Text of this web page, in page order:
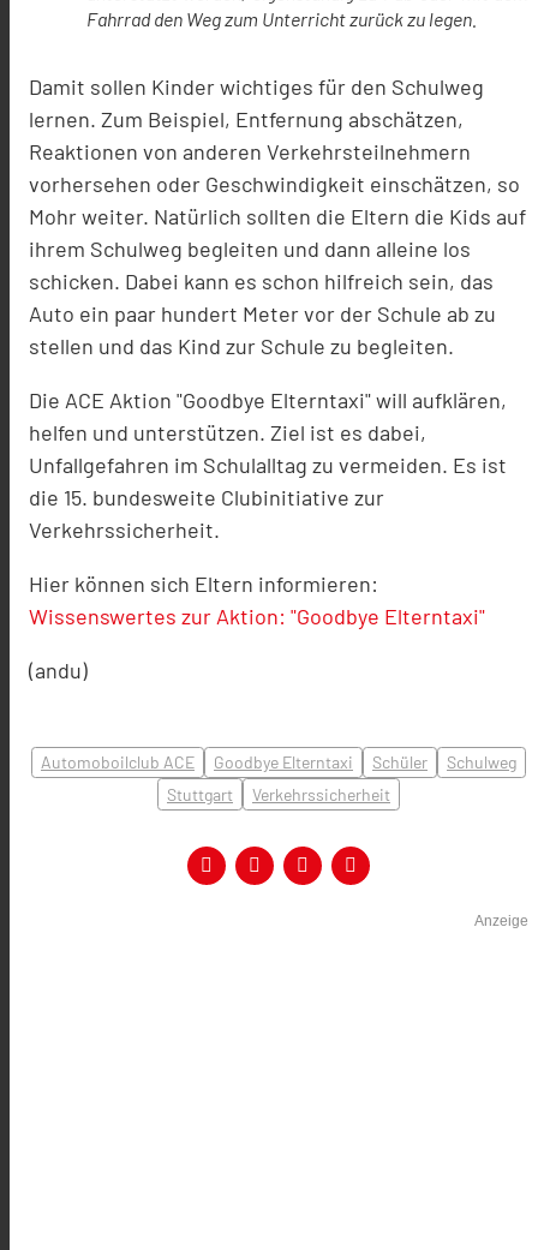
Fahrrad den Weg zum Unterricht zurück zu legen.
Damit sollen Kinder wichtiges für den Schulweg
lernen. Zum Beispiel, Entfernung abschätzen,
Reaktionen von anderen Verkehrsteilnehmern
vorhersehen oder Geschwindigkeit einschätzen, so
Mohr weiter. Natürlich sollten die Eltern die Kids auf
ihrem Schulweg begleiten und dann alleine los
schicken. Dabei kann es schon hilfreich sein, das
Auto ein paar hundert Meter vor der Schule ab zu
stellen und das Kind zur Schule zu begleiten.
Die ACE Aktion "Goodbye Elterntaxi" will aufklären,
helfen und unterstützen. Ziel ist es dabei,
Unfallgefahren im Schulalltag zu vermeiden. Es ist
die 15. bundesweite Clubinitiative zur
Verkehrssicherheit.
Hier können sich Eltern informieren:
Wissenswertes zur Aktion: "Goodbye Elterntaxi"
(andu)
Automoboilclub ACE Goodbye Elterntaxi Schüler
Schulweg
Stuttgart
Verkehrssicherheit
Anzeige